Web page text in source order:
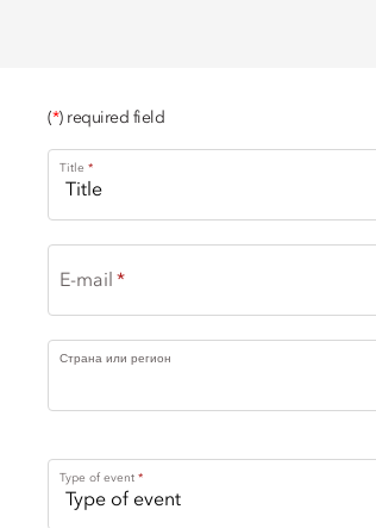
(*) required field
Title
E-mail
Страна или регион
Type of event